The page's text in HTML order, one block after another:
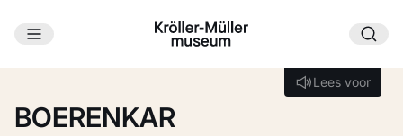
Ga naar hoofdinhoud
Lees voor
Lees voor
BOERENKAR